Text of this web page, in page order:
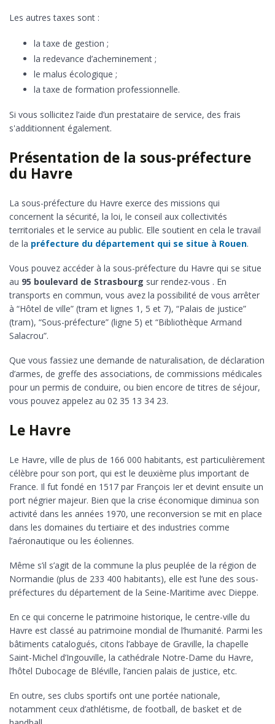
Les autres taxes sont :
la taxe de gestion ;
la redevance d’acheminement ;
le malus écologique ;
la taxe de formation professionnelle.
Si vous sollicitez l’aide d’un prestataire de service, des frais
s'additionnent également.
Présentation de la sous-préfecture
du Havre
La sous-préfecture du Havre exerce des missions qui
concernent la sécurité, la loi, le conseil aux collectivités
territoriales et le service au public. Elle soutient en cela le travail
de la préfecture du département qui se situe à Rouen.
Vous pouvez accéder à la sous-préfecture du Havre qui se situe
au 95 boulevard de Strasbourg sur rendez-vous . En
transports en commun, vous avez la possibilité de vous arrêter
à “Hôtel de ville” (tram et lignes 1, 5 et 7), “Palais de justice”
(tram), “Sous-préfecture” (ligne 5) et “Bibliothèque Armand
Salacrou”.
Que vous fassiez une demande de naturalisation, de déclaration
d’armes, de greffe des associations, de commissions médicales
pour un permis de conduire, ou bien encore de titres de séjour,
vous pouvez appelez au 02 35 13 34 23.
Le Havre
Le Havre, ville de plus de 166 000 habitants, est particulièrement
célèbre pour son port, qui est le deuxième plus important de
France. Il fut fondé en 1517 par François Ier et devint ensuite un
port négrier majeur. Bien que la crise économique diminua son
activité dans les années 1970, une reconversion se mit en place
dans les domaines du tertiaire et des industries comme
l’aéronautique ou les éoliennes.
Même s’il s’agit de la commune la plus peuplée de la région de
Normandie (plus de 233 400 habitants), elle est l’une des sous-
préfectures du département de la Seine-Maritime avec Dieppe.
En ce qui concerne le patrimoine historique, le centre-ville du
Havre est classé au patrimoine mondial de l’humanité. Parmi les
bâtiments catalogués, citons l’abbaye de Graville, la chapelle
Saint-Michel d’Ingouville, la cathédrale Notre-Dame du Havre,
l’hôtel Dubocage de Bléville, l’ancien palais de justice, etc.
En outre, ses clubs sportifs ont une portée nationale,
notamment ceux d’athlétisme, de football, de basket et de